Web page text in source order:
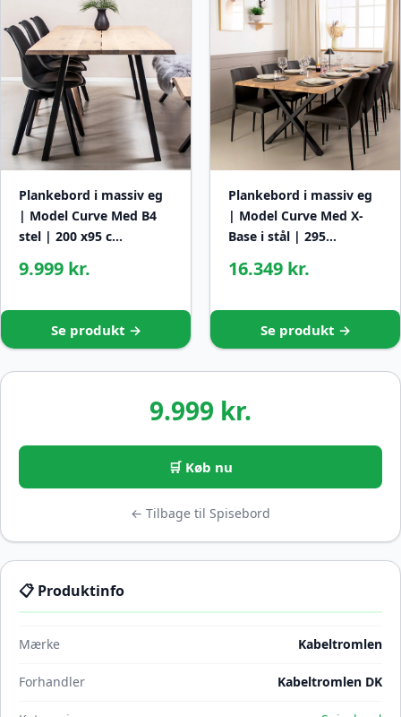
Plankebord i massiv eg
| Model Curve Med B4
stel | 200 x95 c…
9.999 kr.
Se produkt →
Plankebord i massiv eg
| Model Curve Med X-
Base i stål | 295…
16.349 kr.
Se produkt →
9.999 kr.
🛒 Køb nu
← Tilbage til Spisebord
📋 Produktinfo
Mærke Kabeltromlen
Forhandler Kabeltromlen DK